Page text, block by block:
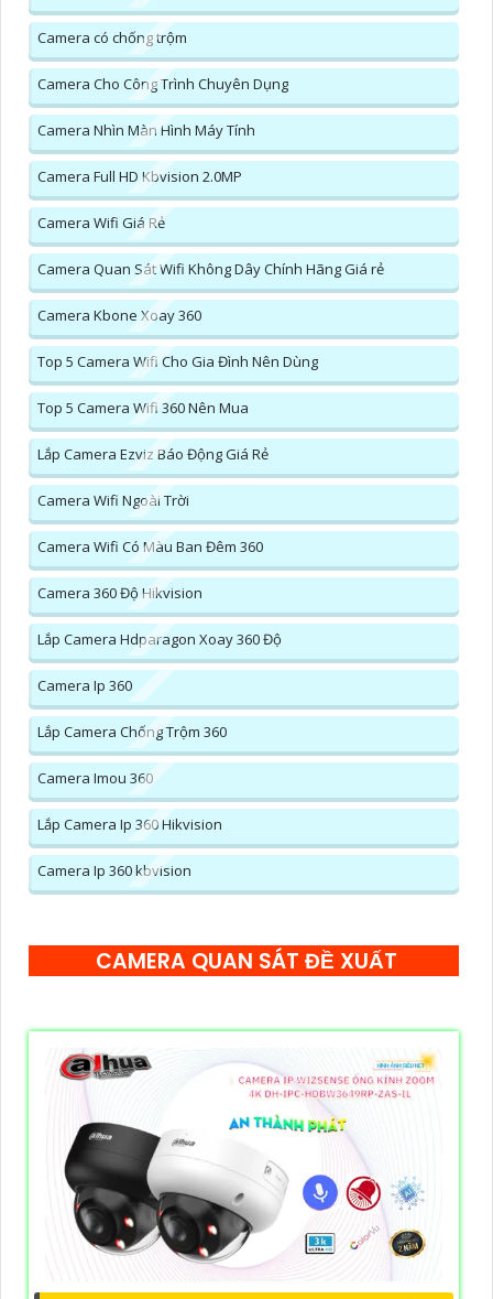
Camera có chống trộm
Camera Cho Công Trình Chuyên Dụng
Camera Nhìn Màn Hình Máy Tính
Camera Full HD Kbvision 2.0MP
Camera Wifi Giá Rẻ
Camera Quan Sát Wifi Không Dây Chính Hãng Giá rẻ
Camera Kbone Xoay 360
Top 5 Camera Wifi Cho Gia Đình Nên Dùng
Top 5 Camera Wifi 360 Nên Mua
Lắp Camera Ezviz Báo Động Giá Rẻ
Camera Wifi Ngoài Trời
Camera Wifi Có Màu Ban Đêm 360
Camera 360 Độ Hikvision
Lắp Camera Hdparagon Xoay 360 Độ
Camera Ip 360
Lắp Camera Chống Trộm 360
Camera Imou 360
Lắp Camera Ip 360 Hikvision
Camera Ip 360 kbvision
CAMERA QUAN SÁT ĐỀ XUẤT